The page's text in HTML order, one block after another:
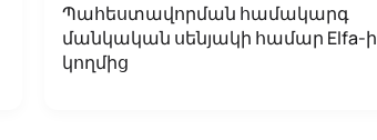
Պահեստավորման համակարգ
մանկական սենյակի համար Elfa-ի
կողմից